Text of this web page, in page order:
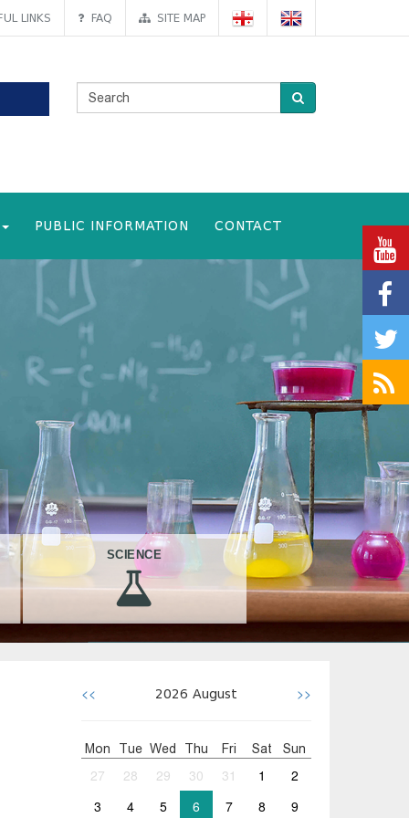
LINKS FAQ SITE MAP
PUBLIC INFORMATION CONTACT
SCIENCE
<< 2026 August >>
Mon Tue Wed Thu Fri Sat Sun
27 28 29 30 31 1
2
3
4 5 6 7 8
9